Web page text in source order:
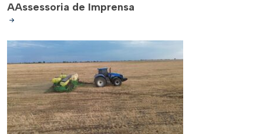
AAssessoria de Imprensa